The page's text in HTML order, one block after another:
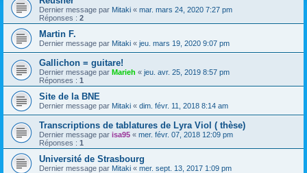
Dernier message par Mitaki « mar. mars 24, 2020 7:27 pm
Réponses : 2
Martin F.
Dernier message par Mitaki « jeu. mars 19, 2020 9:07 pm
Gallichon = guitare!
Dernier message par Marieh « jeu. avr. 25, 2019 8:57 pm
Réponses : 1
Site de la BNE
Dernier message par Mitaki « dim. févr. 11, 2018 8:14 am
Transcriptions de tablatures de Lyra Viol ( thèse)
Dernier message par isa95 « mer. févr. 07, 2018 12:09 pm
Réponses : 1
Université de Strasbourg
Dernier message par Mitaki « mer. sept. 13, 2017 1:09 pm